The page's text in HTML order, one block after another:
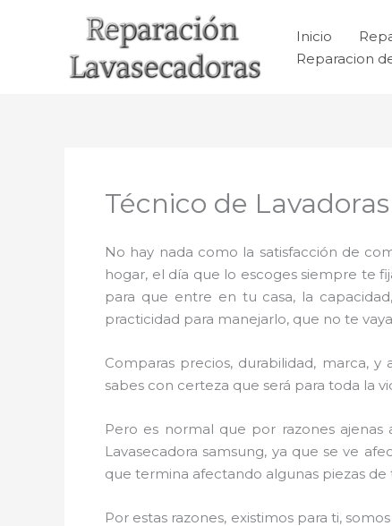
Inicio
Reparacion
Técnico de
No hay nada como la satisfacción de
hogar, el día que lo escoges siempre te
para que entre en tu casa, la
practicidad para manejarlo, que no te
Comparas precios, durabilidad, marca,
sabes con certeza que será para toda la
Pero es normal que por razones
Lavasecadora samsung, ya que se ve
que termina afectando algunas piezas
Por estas razones, existimos para ti,